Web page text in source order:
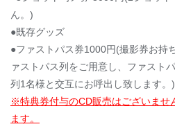
ん。)
●既存グッズ
●ファストパス券1000円(撮影券お持
ァストパス列をご用意し、ファスト
列1名様と交互にお呼出し致します。)
※特典券付与のCD販売はございませ
ます。